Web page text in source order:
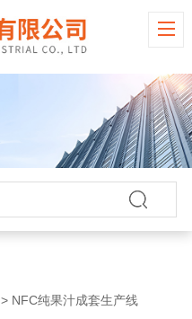
> NFC纯果汁成套生产线